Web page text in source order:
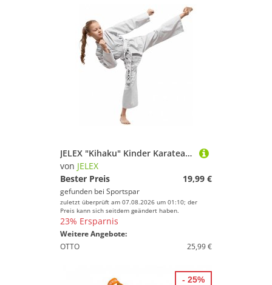
JELEX "Kihaku" Kinder Karateanzug mit Gürtel
von JELEX
Bester Preis
19,99 €
gefunden bei Sportspar
zuletzt überprüft am 07.08.2026 um 01:10; der
Preis kann sich seitdem geändert haben.
23% Ersparnis
Weitere Angebote:
OTTO
25,99 €
- 25%